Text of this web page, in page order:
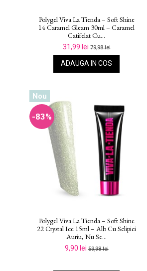
Polygel Viva La Tienda – Soft Shine
14 Caramel Gleam 30ml – Caramel
Catifelat Cu...
31,99 lei79,98 lei
ADAUGA IN COS
Nou
-83%
Polygel Viva La Tienda – Soft Shine
22 Crystal Ice 15ml – Alb Cu Sclipici
Auriu, Nu Se...
9,90 lei59,98 lei